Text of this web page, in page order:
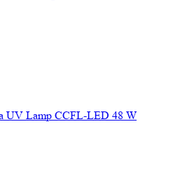
UV Lamp CCFL-LED 48 W